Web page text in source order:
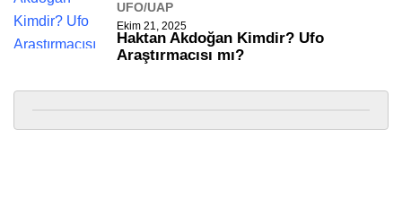
UFO/UAP
Ekim 21, 2025
Haktan Akdoğan Kimdir? Ufo
Araştırmacısı mı?